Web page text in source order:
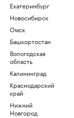
Екатеринбург
Новосибирск
Омск
Башкортостан
Вологодская
область
Калининград
Краснодарский
край
Нижний
Новгород